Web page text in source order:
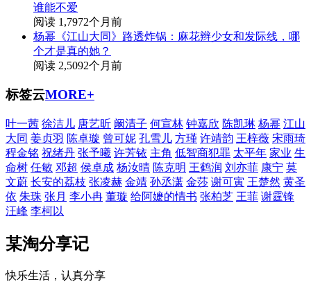
谁能不爱
阅读 1,7972个月前
杨幂《江山大同》路透炸锅：麻花辫少女和发际线，哪
个才是真的她？
阅读 2,5092个月前
标签云MORE+
叶一茜 徐洁儿 唐艺昕 阚清子 何宣林 钟嘉欣 陈凯琳 杨幂 江山
大同 姜贞羽 陈卓璇 曾可妮 孔雪儿 方瑾 许靖韵 王梓薇 宋雨琦
程金铭 祝绪丹 张予曦 许芳铱 主角 低智商犯罪 太平年 家业 生
命树 任敏 邓超 侯卓成 杨汝晴 陈克明 王鹤润 刘亦菲 康宁 莫
文蔚 长安的荔枝 张凌赫 金靖 孙丞潇 金莎 谢可寅 王楚然 黄圣
依 朱珠 张月 李小冉 董璇 给阿嬷的情书 张柏芝 王菲 谢霆锋
汪峰 李柯以
某淘分享记
快乐生活，认真分享